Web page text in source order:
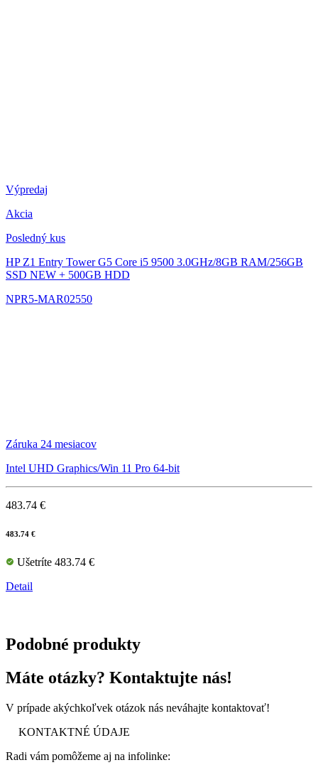
Výpredaj
Akcia
Posledný kus
HP Z1 Entry Tower G5 Core i5 9500 3.0GHz/8GB RAM/256GB
SSD NEW + 500GB HDD
NPR5-MAR02550
Záruka 24 mesiacov
Intel UHD Graphics/Win 11 Pro 64-bit
483.74 €
483.74 €
Ušetríte 483.74 €
Detail
Podobné produkty
Máte otázky? Kontaktujte nás!
V prípade akýchkoľvek otázok nás neváhajte kontaktovať!
KONTAKTNÉ ÚDAJE
Radi vám pomôžeme aj na infolinke: